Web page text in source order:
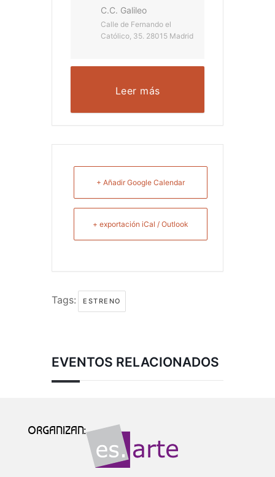
C.C. Galileo
Calle de Fernando el
Católico, 35. 28015 Madrid
Leer más
+ Añadir Google Calendar
+ exportación iCal / Outlook
Tags: ESTRENO
EVENTOS RELACIONADOS
ORGANIZAN: